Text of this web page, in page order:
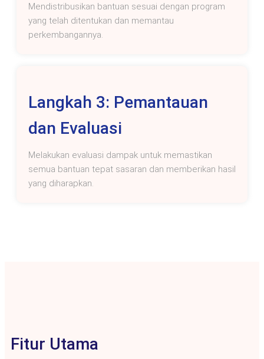
Mendistribusikan bantuan sesuai dengan program
yang telah ditentukan dan memantau
perkembangannya.
Langkah 3: Pemantauan
dan Evaluasi
Melakukan evaluasi dampak untuk memastikan
semua bantuan tepat sasaran dan memberikan hasil
yang diharapkan.
Fitur Utama